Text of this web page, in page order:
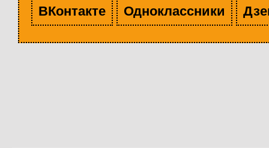
ВКонтакте Одноклассники